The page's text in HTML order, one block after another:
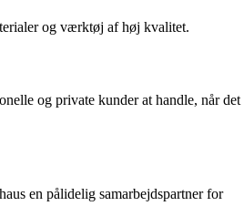
og værktøj af høj kvalitet.
og private kunder at handle, når det
en pålidelig samarbejdspartner for